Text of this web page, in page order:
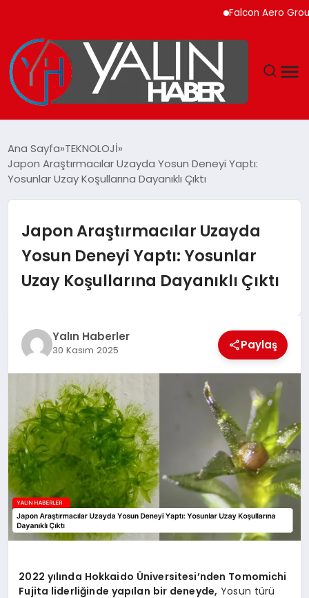
Falcon Aero Group,
SPOR
EKONOMİ
YAŞAM
TEKNOLOJİ
MAGAZİN
SAĞLIK
Ana Sayfa TEKNOLOJİ
Japon Araştırmacılar Uzayda Yosun Deneyi Yaptı:
Yosunlar Uzay Koşullarına Dayanıklı Çıktı
Japon Araştırmacılar Uzayda
Yosun Deneyi Yaptı: Yosunlar
Uzay Koşullarına Dayanıklı Çıktı
Yalın Haberler
30 Kasım 2025 Paylaş
2022 yılında Hokkaido Üniversitesi’nden Tomomichi
Fujita liderliğinde yapılan bir deneyde, Yosun türü